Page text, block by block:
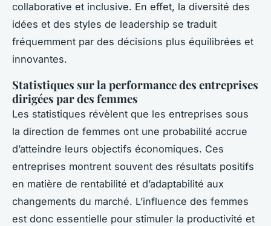
collaborative et inclusive. En effet, la diversité des
idées et des styles de leadership se traduit
fréquemment par des décisions plus équilibrées et
innovantes.
Statistiques sur la performance des entreprises
dirigées par des femmes
Les statistiques révèlent que les entreprises sous
la direction de femmes ont une probabilité accrue
d’atteindre leurs objectifs économiques. Ces
entreprises montrent souvent des résultats positifs
en matière de rentabilité et d’adaptabilité aux
changements du marché. L’influence des femmes
est donc essentielle pour stimuler la productivité et